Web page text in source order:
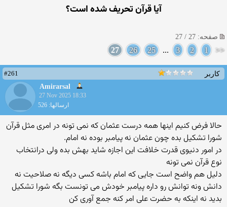
آیا قرآن تحریف شده است؟
صفحه: 27 / 27
<<
1
2
3
...
25
26
27
کاربر
#261
Amirarsal
27 Nov 2025 18:33
ارسالها: 526
حالا فرض کنیم اینها همه درست عثمان که نمی تونه در امری مثل قرآن
شورا تشکیل بده چون عثمان نه پیامبر بوده نه امام.
در امور دنیوی قدرت خلافت این اجازه شاید بهش بده ولی درانتخاب
نوع قرآن نمی تونه
دلیل هم واضح است جایی که امام باشه کسی دیگه نه صلاحیت نه
دانش ونه توانش رو داره پیامبر خودش می تونست بگه شورا تشکیل
بدید نه اینکه به حضرت علی امر کنه جمع آوری کن